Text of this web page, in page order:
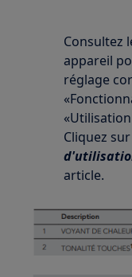
Consultez
appareil
réglage
Cliquez
article.